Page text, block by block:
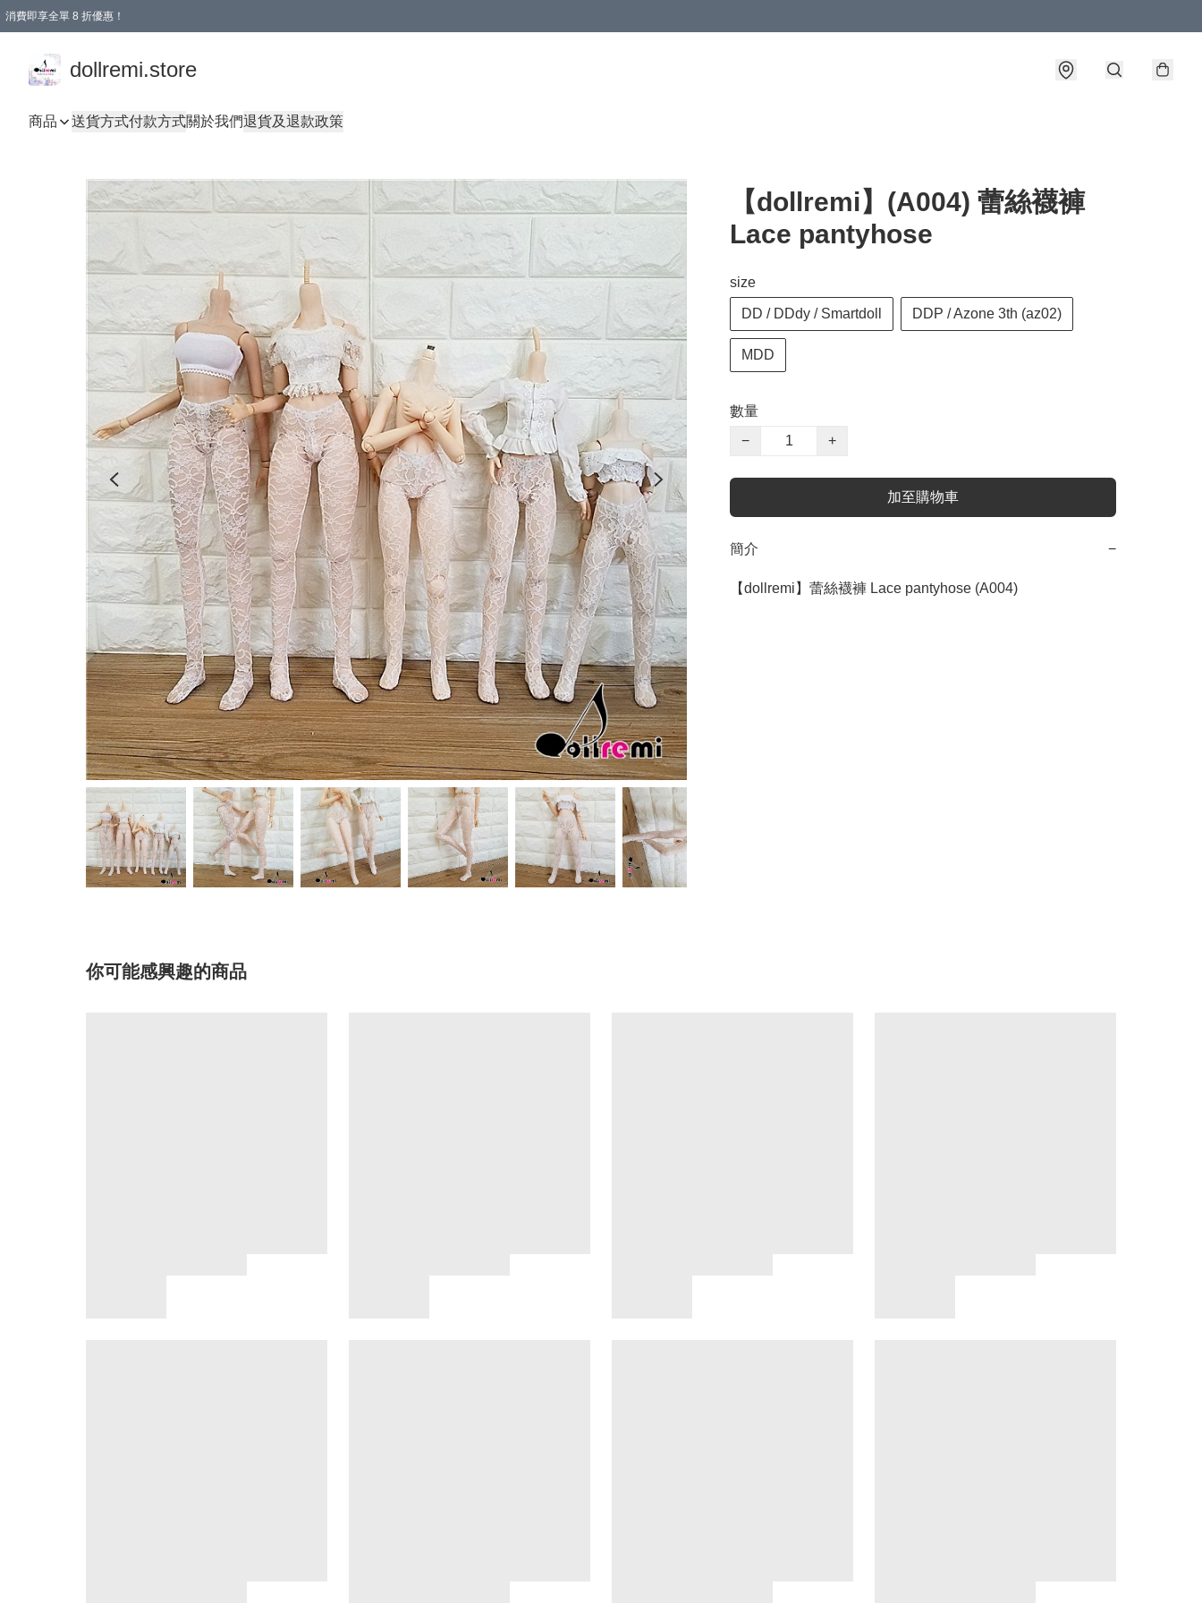
消費即享全單 8 折優惠！
dollremi.store
商品 送貨方式付款方式關於我們退貨及退款政策
【dollremi】(A004) 蕾絲襪褲
Lace pantyhose
size
DD / DDdy / Smartdoll DDP / Azone 3th (az02)
MDD
數量
−
+
加至購物車
簡介 −
【dollremi】蕾絲襪褲 Lace pantyhose (A004)
你可能感興趣的商品